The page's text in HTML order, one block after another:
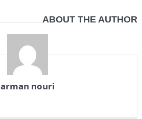
ABOUT THE AUTHOR
arman nouri